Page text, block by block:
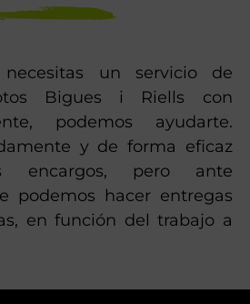
un servicio de
Bigues i Riells con
podemos ayudarte.
y de forma eficaz
encargos, pero ante
podemos hacer entregas
en función del trabajo a